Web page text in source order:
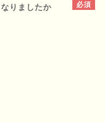
なりましたか